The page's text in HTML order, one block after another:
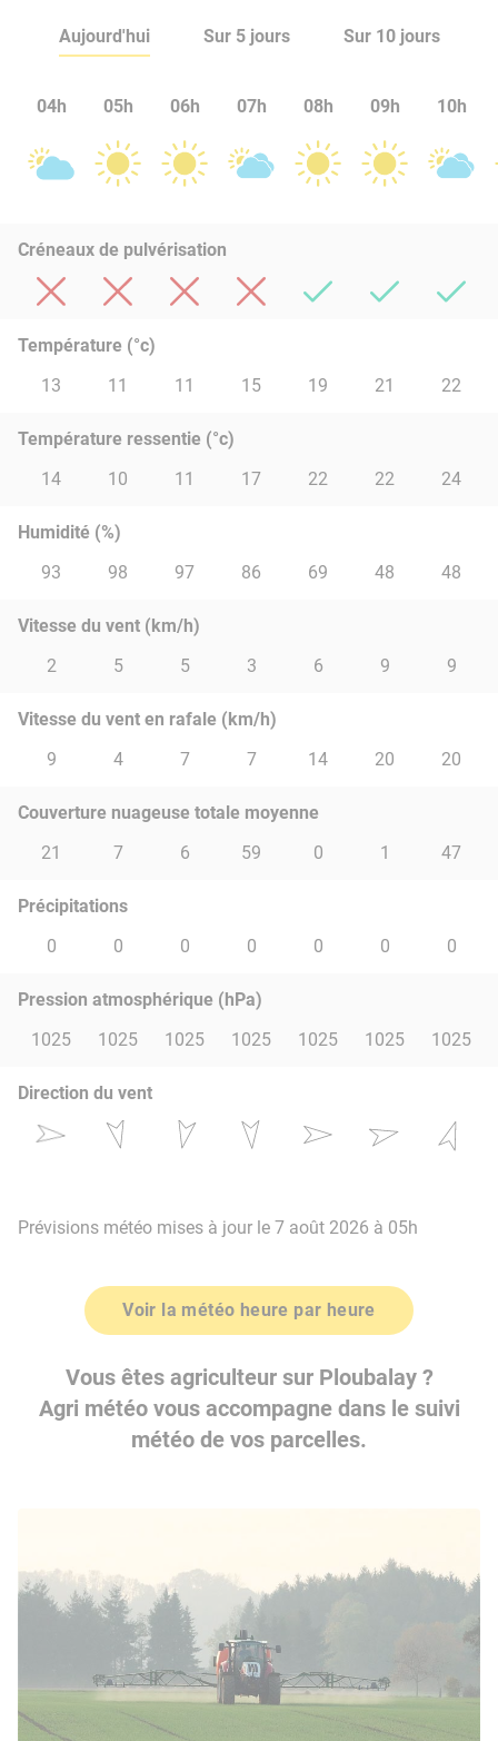
Aujourd'hui Sur 5 jours Sur 10 jours
04h 05h 06h 07h 08h 09h 10h
Créneaux de pulvérisation
Température (°c)
13
11 11 15 19 21 22
Température ressentie (°c)
14
10 11 17 22 22 24
Humidité (%)
93
98 97 86 69 48 48
Vitesse du vent (km/h)
2
5 5 3 6 9 9
Vitesse du vent en rafale (km/h)
9
4 7 7 14 20 20
Couverture nuageuse totale moyenne
21
7 6 59 0 1 47
Précipitations
0
0 0 0 0 0 0
Pression atmosphérique (hPa)
1025
1025 1025 1025 1025 1025 1025
Direction du vent
Prévisions météo mises à jour le 7 août 2026 à 05h
Voir la météo heure par heure
Vous êtes agriculteur sur Ploubalay ?
Agri météo vous accompagne dans le suivi
météo de vos parcelles.